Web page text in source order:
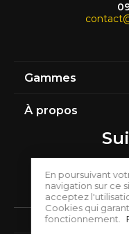
En poursuivant
navigation sur ce
acceptez
Cookies qui
fonctionnement.
Gammes
À propos